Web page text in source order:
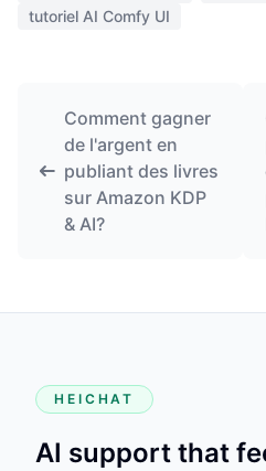
tutoriel AI Comfy UI
Comment gagner
de l'argent en
publiant des livres
sur Amazon KDP
& AI?
HEICHAT
AI support that